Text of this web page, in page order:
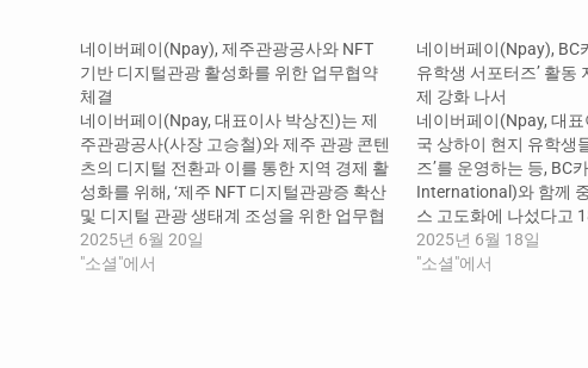
네이버페이(Npay), 제주관광공사와 NFT
기반 디지털관광 활성화를 위한 업무협약
체결
네이버페이(Npay, 대표이사 박상진)는 제
주관광공사(사장 고승철)와 제주 관광 콘텐
츠의 디지털 전환과 이를 통한 지역 경제 활
성화를 위해, ‘제주 NFT 디지털관광증 확산
및 디지털 관광 생태계 조성을 위한 업무협
약’을 체결했다고 20일 밝혔다. ​ 양측은 이
번 협약을 통해 오는 9월 NFT를 기반으로
2025년 6월 20일
"소셜"에서
네이버페이(Npay), BC
유학생 서포터즈’ 활동
제 강화 나서
네이버페이(Npay, 대
국 상하이 현지 유학생
즈’를 운영하는 등, BC
International)와 함께
스 고도화에 나섰다고
는 지난 2023년 9월부
함께 중국을 비롯한 해
2025년 6월 18일
"소셜"에서